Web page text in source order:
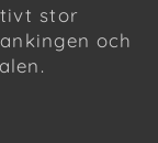
stor
och